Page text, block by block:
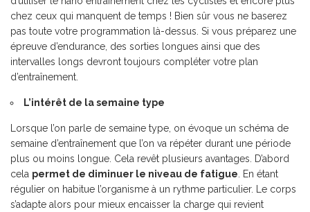
chez ceux qui manquent de temps ! Bien sûr vous ne baserez
pas toute votre programmation là-dessus. Si vous préparez une
épreuve d’endurance, des sorties longues ainsi que des
intervalles longs devront toujours compléter votre plan
d’entraînement.
L’intérêt de la semaine type
Lorsque l’on parle de semaine type, on évoque un schéma de
semaine d’entraînement que l’on va répéter durant une période
plus ou moins longue. Cela revêt plusieurs avantages. D’abord
cela permet de diminuer le niveau de fatigue . En étant
régulier on habitue l’organisme à un rythme particulier. Le corps
s’adapte alors pour mieux encaisser la charge qui revient